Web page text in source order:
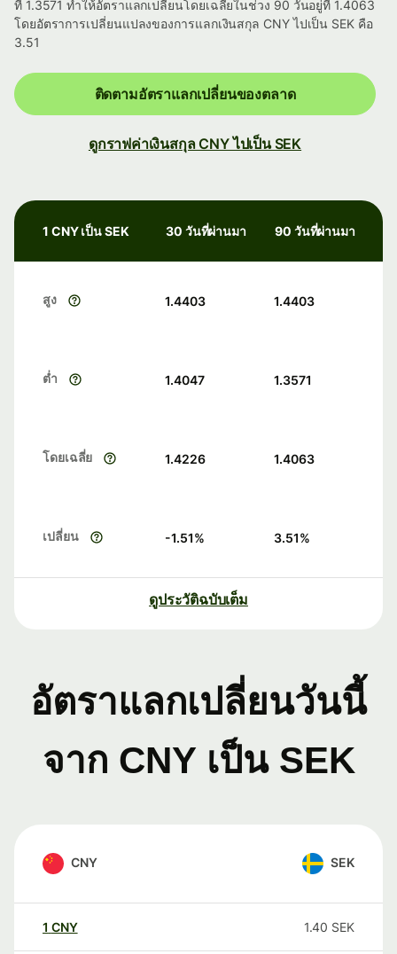
ที่ 1.3571 ทำให้อัตราแลกเปลี่ยนโดยเฉลี่ยในช่วง 90 วันอยู่ที่ 1.4063
โดยอัตราการเปลี่ยนแปลงของการแลกเงินสกุล CNY ไปเป็น SEK คือ
3.51
ติดตามอัตราแลกเปลี่ยนของตลาด
ดูกราฟค่าเงินสกุล CNY ไปเป็น SEK
1 CNY เป็น SEK 30 วันที่ผ่านมา 90 วันที่ผ่านมา
สูง 1.4403 1.4403
ต่ำ 1.4047 1.3571
โดยเฉลี่ย 1.4226 1.4063
เปลี่ยน -1.51% 3.51%
ดูประวัติฉบับเต็ม
อัตราแลกเปลี่ยนวันนี้
จาก CNY เป็น SEK
CNY SEK
1 CNY 1.40 SEK